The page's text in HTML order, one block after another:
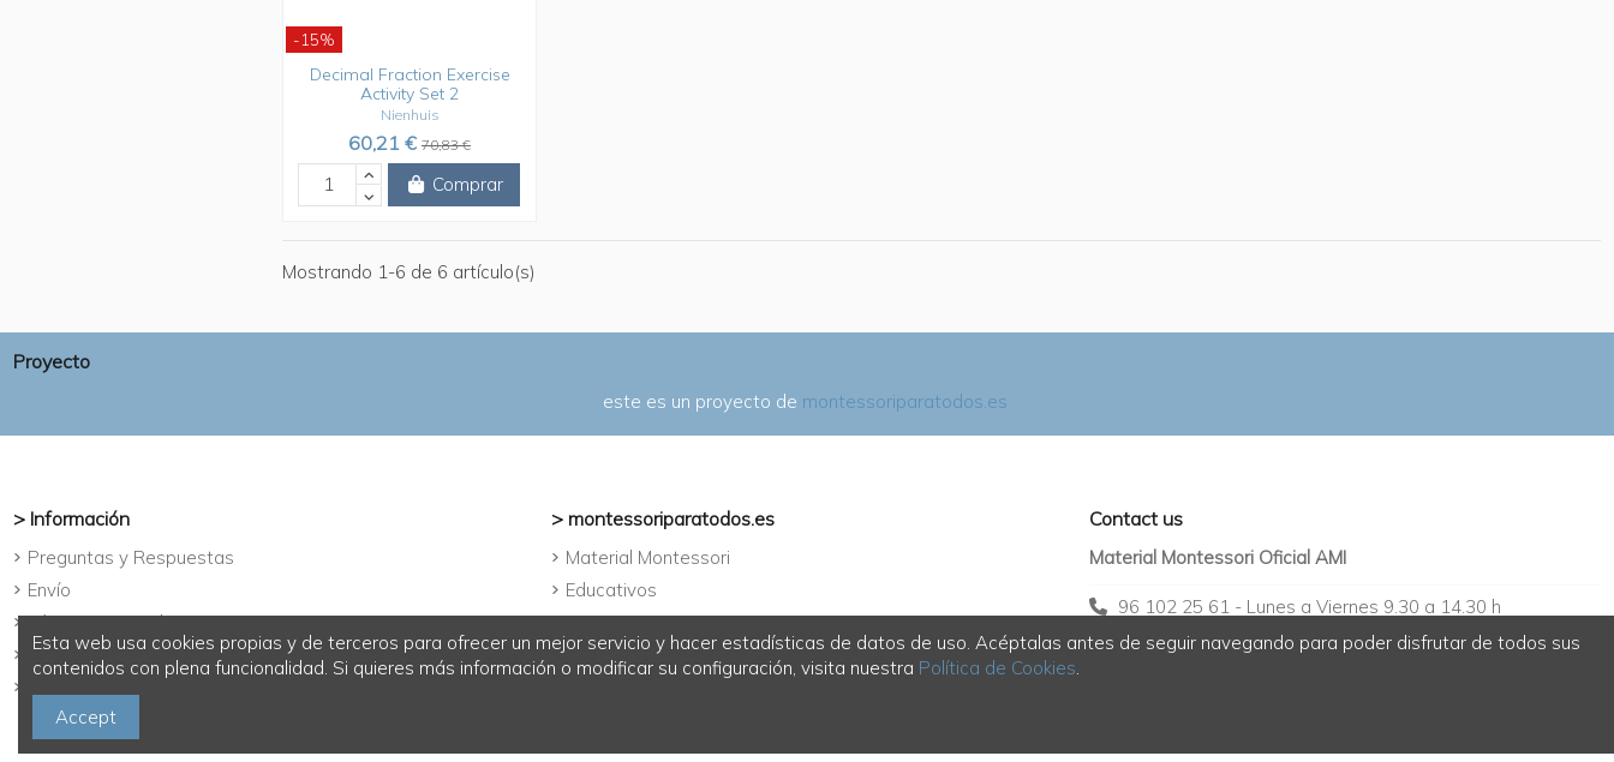
-15%
Decimal Fraction Exercise
Activity Set 2
Nienhuis
60,21 € 70,83 €
Comprar
Mostrando 1-6 de 6 artículo(s)
Proyecto
este es un proyecto de montessoriparatodos.es
> Información
Preguntas y Respuestas
Envío
Términos y condiciones
Aviso legal
> montessoriparatodos.es
Material Montessori
Educativos
Juguetes para crecer
Libros
Contact us
Material Montessori Oficial AMI
96 102 25 61 - Lunes a Viernes 9.30 a 14.30 h
info@nebulaemontessori.com
Esta web usa cookies propias y de terceros para ofrecer un mejor servicio y hacer estadísticas de datos de uso. Acéptalas antes de seguir navegando para poder disfrutar de todos sus
contenidos con plena funcionalidad. Si quieres más información o modificar su configuración, visita nuestra Política de Cookies.
Accept